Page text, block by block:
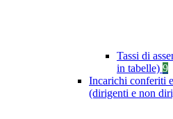
Tassi di
in tabelle) 9
Incarichi conferiti
(dirigenti e non